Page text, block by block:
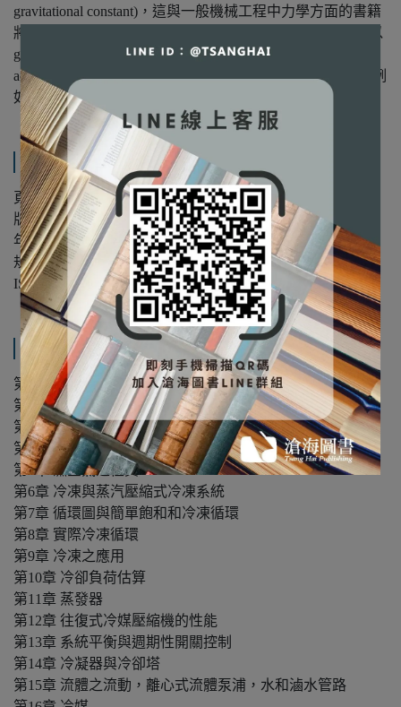
gravitational constant)，這與一般機械工程中力學方面的書籍
將力以磅力(lbf)而質量以磅質量(lbm)為單位完全不同，所以
gc也不相同，一般稱為重力加速度轉換因子(gravitational
acceleration conversion factor)，此外原書中有錯誤的地方，例
如冷媒蒸汽表的熵之單位等，譯者皆加以另註解或更正。
規格說明
頁數：704
版次：第3版
年份：1997年
規格：16開/平裝/單色
ISBN：9789579874625
產品內容與運送說明
第1章 壓力，功，功率，能量
第2章 物質，內能，熱，溫度
第3章 理想氣體及其各種過程
第4章 飽和蒸汽過熱蒸汽
第5章 濕空氣之性質
第6章 冷凍與蒸汽壓縮式冷凍系統
第7章 循環圖與簡單飽和和冷凍循環
第8章 實際冷凍循環
第9章 冷凍之應用
第10章 冷卻負荷估算
第11章 蒸發器
第12章 往復式冷媒壓縮機的性能
第13章 系統平衡與週期性開關控制
第14章 冷凝器與冷卻塔
第15章 流體之流動，離心式流體泵浦，水和滷水管路